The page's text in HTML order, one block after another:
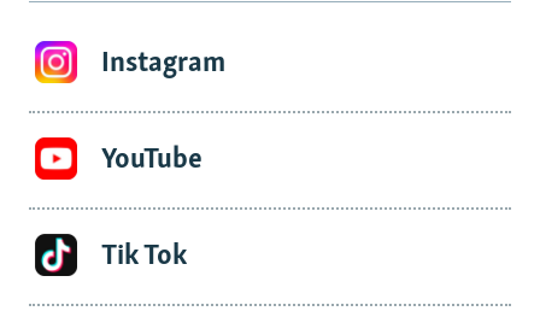
Instagram
YouTube
Tik Tok